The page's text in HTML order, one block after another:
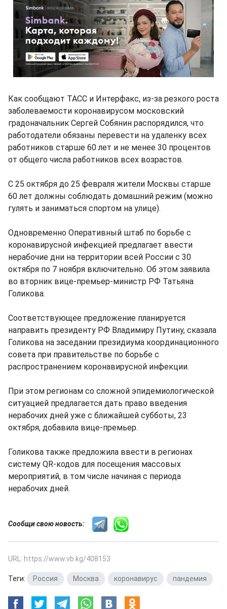
Как сообщают ТАСС и Интерфакс, из-за резкого роста
заболеваемости коронавирусом московский
градоначальник Сергей Собянин распорядился, что
работодатели обязаны перевести на удаленку всех
работников старше 60 лет и не менее 30 процентов
от общего числа работников всех возрастов.
С 25 октября до 25 февраля жители Москвы старше
60 лет должны соблюдать домашний режим (можно
гулять и заниматься спортом на улице).
Одновременно Оперативный штаб по борьбе с
коронавирусной инфекцией предлагает ввести
нерабочие дни на территории всей России с 30
октября по 7 ноября включительно. Об этом заявила
во вторник вице-премьер-министр РФ Татьяна
Голикова.
Соответствующее предложение планируется
направить президенту РФ Владимиру Путину, сказала
Голикова на заседании президиума координационного
совета при правительстве по борьбе с
распространением коронавирусной инфекции.
При этом регионам со сложной эпидемиологической
ситуацией предлагается дать право введения
нерабочих дней уже с ближайшей субботы, 23
октября, добавила вице-премьер.
Голикова также предложила ввести в регионах
систему QR-кодов для посещения массовых
мероприятий, в том числе начиная с периода
нерабочих дней.
Сообщи свою новость:
URL: https://www.vb.kg/408153
Теги: Россия Москва коронавирус пандемия